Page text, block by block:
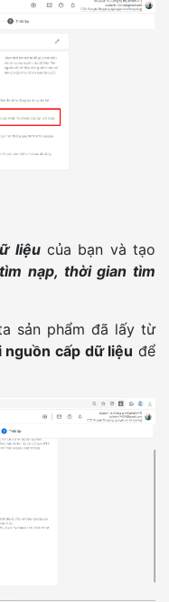
liệucủa bạn và tạo
nạp, thời gian tìm
sản phẩm đã lấy từ
nguồn cấp dữ liệu để